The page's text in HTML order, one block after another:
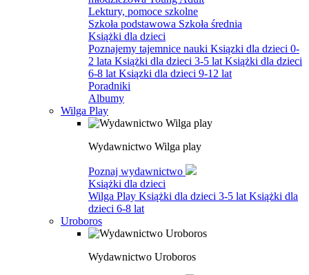
Lektury, pomoce szkolne
Szkoła podstawowa Szkoła średnia
Książki dla dzieci
Poznajemy tajemnice nauki Ksiązki dla dzieci 0-
2 lata Książki dla dzieci 3-5 lat Książki dla dzieci
6-8 lat Ksiązki dla dzieci 9-12 lat
Poradniki
Albumy
Wilga Play
Wydawnictwo Wilga play
Poznaj wydawnictwo
Książki dla dzieci
Wilga Play Książki dla dzieci 3-5 lat Książki dla
dzieci 6-8 lat
Uroboros
Wydawnictwo Uroboros